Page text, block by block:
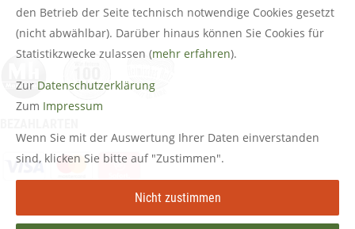
den Betrieb der Seite technisch notwendige Cookies gesetzt
(nicht abwählbar). Darüber hinaus können Sie Cookies für
Statistikzwecke zulassen (mehr erfahren).
Zur Datenschutzerklärung
Zum Impressum
Wenn Sie mit der Auswertung Ihrer Daten einverstanden
sind, klicken Sie bitte auf "Zustimmen".
Nicht zustimmen